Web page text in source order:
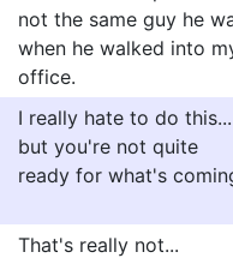
not the same guy he
when he walked into
office.
I really hate to do this...
but you're not quite
ready for what's
That's really not...